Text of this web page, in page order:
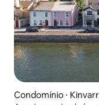
Condomínio ⋅